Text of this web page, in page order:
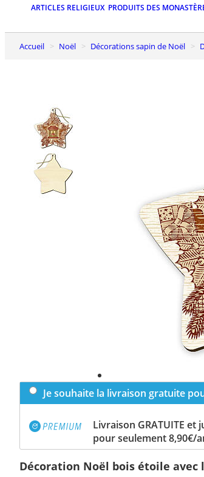
ARTICLES RELIGIEUX PRODUITS DES
Accueil Noël Décorations sapin de Noël
Je souhaite la livraison gratuite
Livraison GRATUITE et
pour seulement 8,90€/
Décoration Noël bois étoile avec